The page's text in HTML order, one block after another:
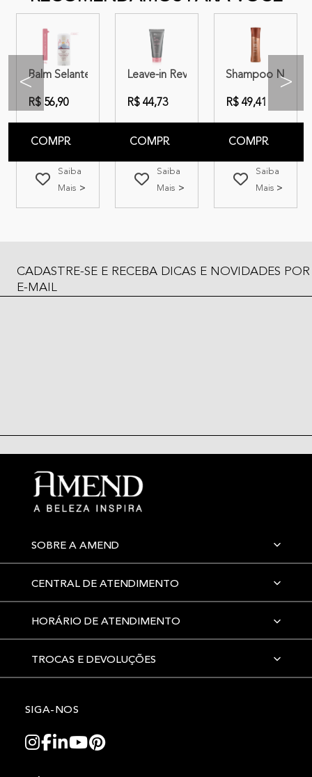
<40+
Marula Fabulous Nutrition 250ml
Expertise Hidratação e Força
Balm Selante Amend Millenar Óleos Japoneses
R$ 56,90
COMPRAR
Saiba
Mais
Leave-in Revitalizante Amend
R$ 44,73
COMPRAR
Saiba
Mais
Shampoo
R$ 49,41
COMPRAR
Saiba
Mais
>
CADASTRE-SE E RECEBA DICAS E NOVIDADES POR
E-MAIL
SOBRE A AMEND
CENTRAL DE ATENDIMENTO
HORÁRIO DE ATENDIMENTO
TROCAS E DEVOLUÇÕES
SIGA-NOS